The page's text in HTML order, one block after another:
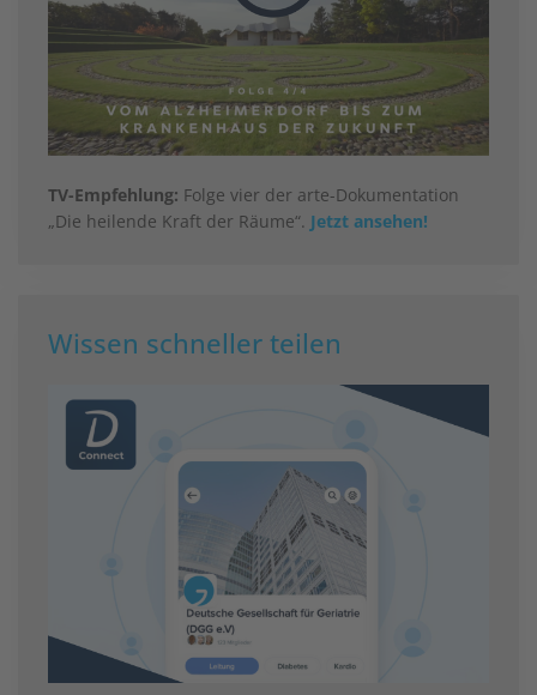
TV-Empfehlung: Folge vier der arte-Dokumentation
„Die heilende Kraft der Räume“. Jetzt ansehen!
Wissen schneller teilen